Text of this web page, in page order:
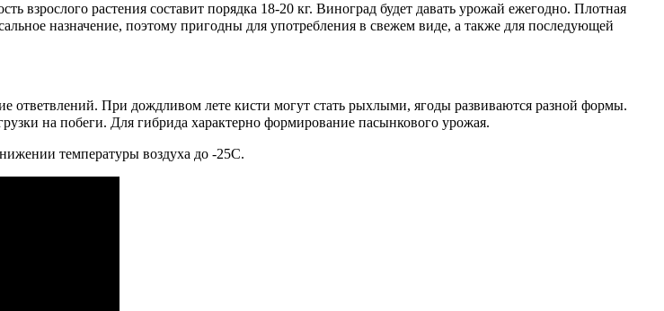
взрослого растения составит порядка 18-20 кг. Виноград будет давать урожай ежегодно. Плотная
назначение, поэтому пригодны для употребления в свежем виде, а также для последующей
ответвлений. При дождливом лете кисти могут стать рыхлыми, ягоды развиваются разной формы.
на побеги. Для гибрида характерно формирование пасынкового урожая.
температуры воздуха до -25С.